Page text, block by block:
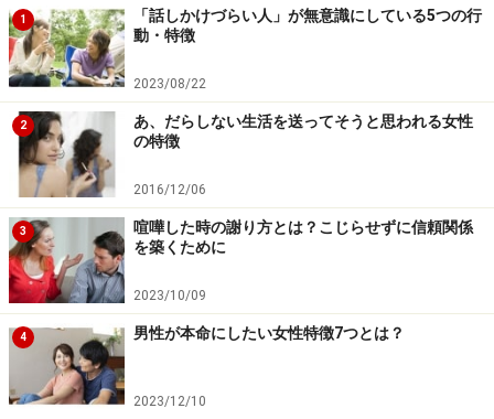
著者の「LINEの愛されコミュニケーション術」にコメントを
つけるなら
とはいえ、コメントの仕方にもポイントがあります。例
えば、NGコメントの代表例が、「相手の記事に全く関係
ないテンプレートの挨拶コメント」です。
たまにいませんか？
「おはようございます。今日も良い1日になりますよう
に！」
「おはようございます。今日も素晴らしい1日をお過ご
し下さい！」
1
「話しかけづらい人」が無意識にしている5つの行
動・特徴
2023/08/22
2
あ、だらしない生活を送ってそうと思われる女性
の特徴
2016/12/06
3
喧嘩した時の謝り方とは？こじらせずに信頼関係
を築くために
2023/10/09
4 男性が本命にしたい女性特徴7つとは？
2023/12/10